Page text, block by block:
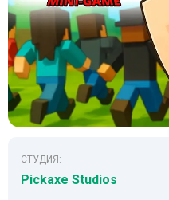
СТУДИЯ:
Pickaxe Studios